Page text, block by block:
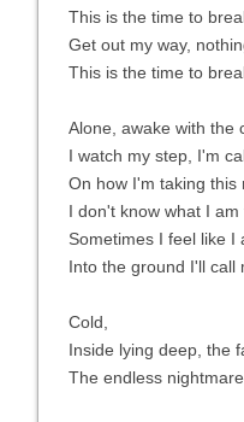
This is the time to
Get out my way,
This is the time to
Alone, awake with the
I watch my step, I'm
On how I'm taking this
I don't know what I am
Sometimes I feel like I
Into the ground I'll call
Cold,
Inside lying deep, the
The endless